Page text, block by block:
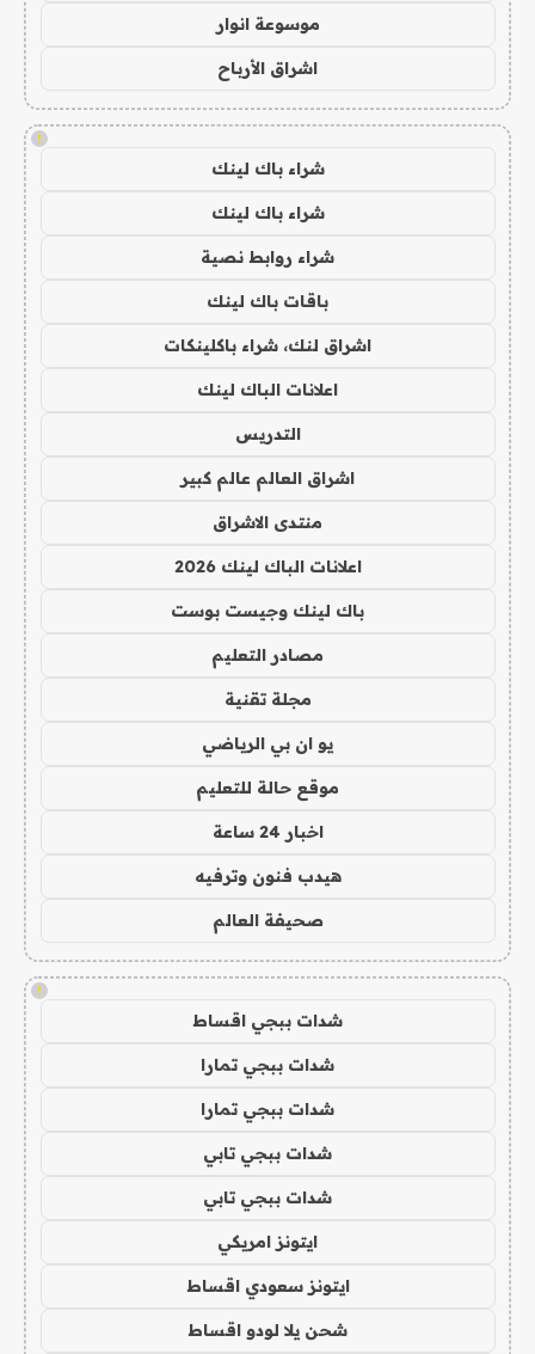
موسوعة انوار
اشراق الأرباح
!
شراء باك لينك
شراء باك لينك
شراء روابط نصية
باقات باك لينك
اشراق لنك، شراء باكلينكات
اعلانات الباك لينك
التدريس
اشراق العالم عالم كبير
منتدى الاشراق
اعلانات الباك لينك 2026
باك لينك وجيست بوست
مصادر التعليم
مجلة تقنية
يو ان بي الرياضي
موقع حالة للتعليم
اخبار 24 ساعة
هيدب فنون وترفيه
صحيفة العالم
!
شدات ببجي اقساط
شدات ببجي تمارا
شدات ببجي تمارا
شدات ببجي تابي
شدات ببجي تابي
ايتونز امريكي
ايتونز سعودي اقساط
شحن يلا لودو اقساط